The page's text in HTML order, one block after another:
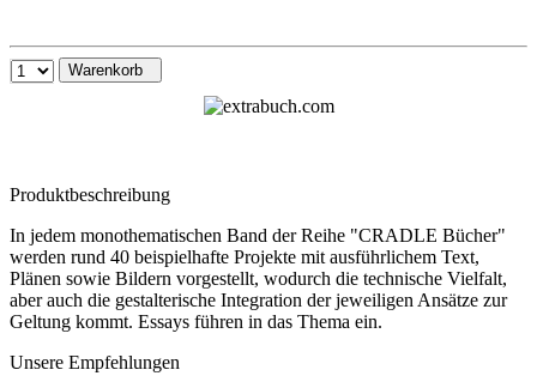
Warenkorb
Produktbeschreibung
In jedem monothematischen Band der Reihe "CRADLE Bücher"
werden rund 40 beispielhafte Projekte mit ausführlichem Text,
Plänen sowie Bildern vorgestellt, wodurch die technische Vielfalt,
aber auch die gestalterische Integration der jeweiligen Ansätze zur
Geltung kommt. Essays führen in das Thema ein.
Unsere Empfehlungen